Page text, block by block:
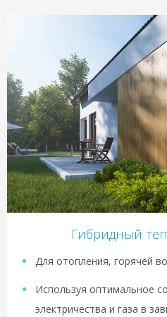
Гибридный
Для отопления, горячей
Используя оптимальное
электричества и газа в